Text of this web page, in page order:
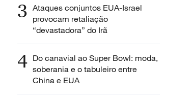
3 Ataques conjuntos EUA-Israel
provocam retaliação
“devastadora” do Irã
4 Do canavial ao Super Bowl: moda,
soberania e o tabuleiro entre
China e EUA